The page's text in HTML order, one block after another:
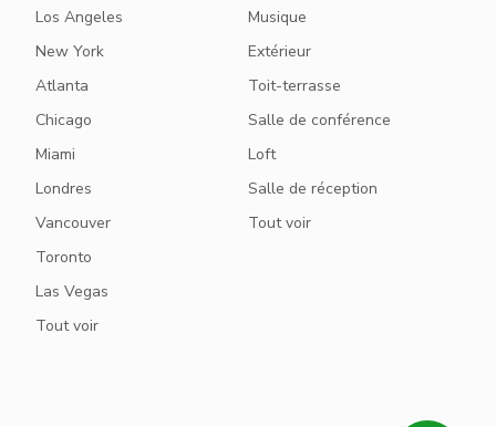
Los Angeles
New York
Atlanta
Chicago
Miami
Londres
Vancouver
Toronto
Las Vegas
Tout voir
Musique
Extérieur
Toit-terrasse
Salle de conférence
Loft
Salle de réception
Tout voir